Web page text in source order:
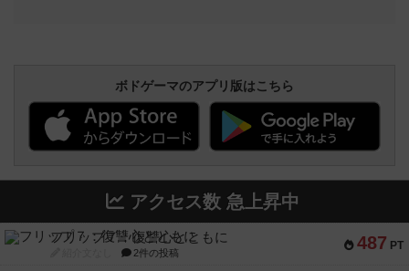
ボドゲーマのアプリ版はこちら
アクセス数 急上昇中
487 PT
フリップ７：復讐心とともに
2件の投稿